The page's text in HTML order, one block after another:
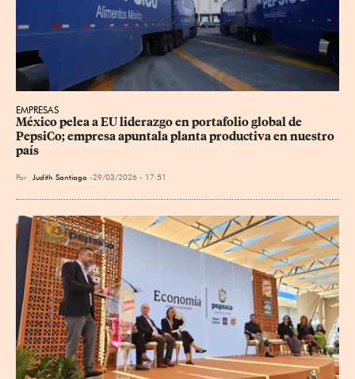
EMPRESAS
México pelea a EU liderazgo en portafolio global de
PepsiCo; empresa apuntala planta productiva en nuestro
país
Por Judith Santiago 29/03/2026 - 17:51